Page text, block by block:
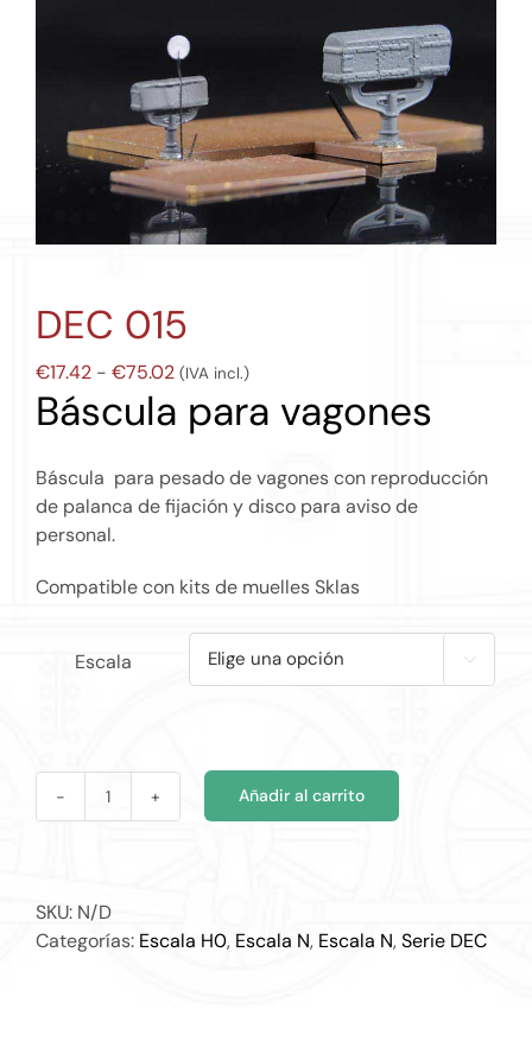
DEC 015
€17.42 - €75.02Rango
de
precios:
€17.42
hasta
(IVA incl.)
Báscula para vagones
Báscula para pesado de vagones con reproducción
de palanca de fijación y disco para aviso de
personal.
Compatible con kits de muelles Sklas
Escala 
DEC
Añadir al carrito
SKU: N/D
Categorías: Escala H0, Escala N, Escala N,Serie DEC